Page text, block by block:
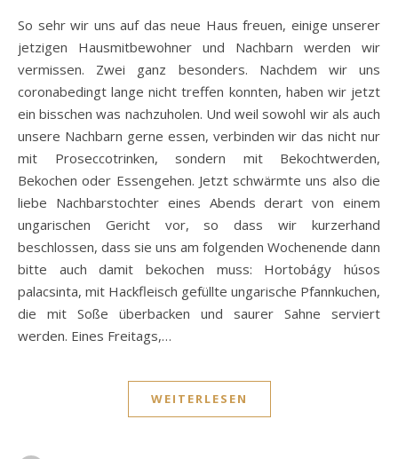
So sehr wir uns auf das neue Haus freuen, einige unserer
jetzigen Hausmitbewohner und Nachbarn werden wir
vermissen. Zwei ganz besonders. Nachdem wir uns
coronabedingt lange nicht treffen konnten, haben wir jetzt
ein bisschen was nachzuholen. Und weil sowohl wir als auch
unsere Nachbarn gerne essen, verbinden wir das nicht nur
mit Proseccotrinken, sondern mit Bekochtwerden,
Bekochen oder Essengehen. Jetzt schwärmte uns also die
liebe Nachbarstochter eines Abends derart von einem
ungarischen Gericht vor, so dass wir kurzerhand
beschlossen, dass sie uns am folgenden Wochenende dann
bitte auch damit bekochen muss: Hortobágy húsos
palacsinta, mit Hackfleisch gefüllte ungarische Pfannkuchen,
die mit Soße überbacken und saurer Sahne serviert
werden. Eines Freitags,…
WEITERLESEN